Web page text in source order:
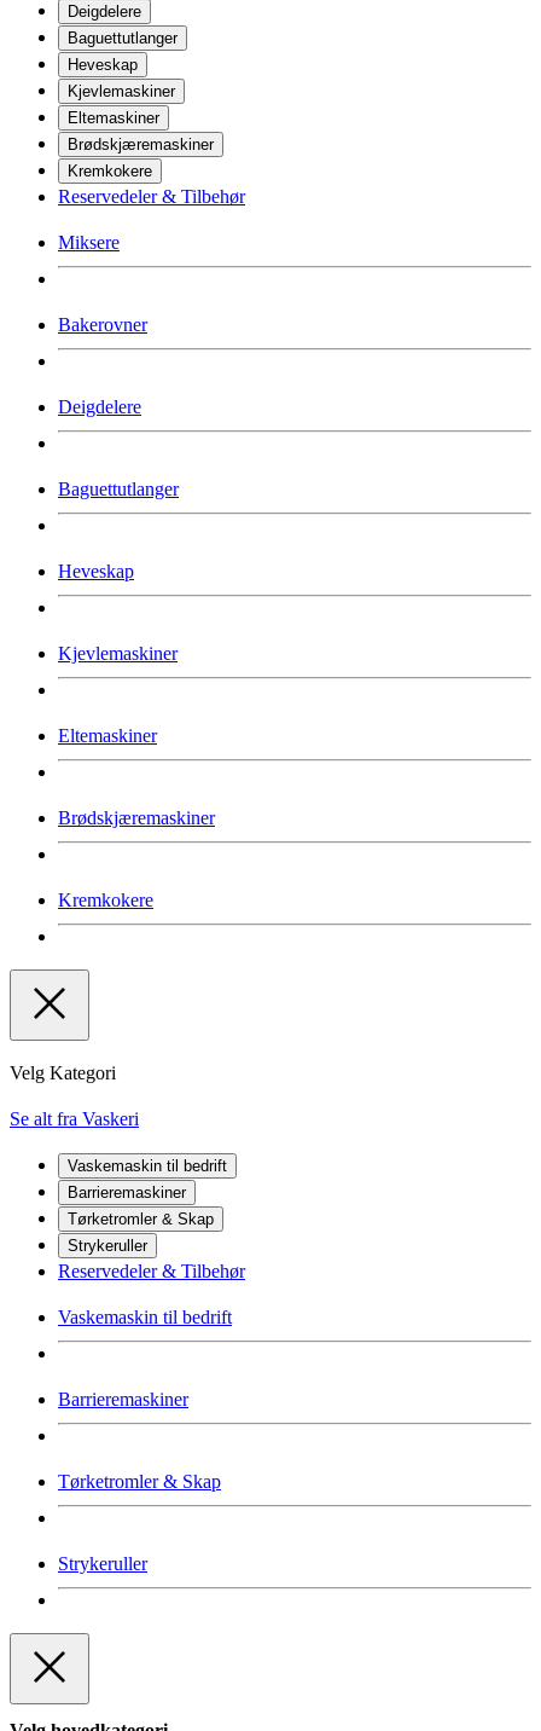
Deigdelere
Baguettutlanger
Heveskap
Kjevlemaskiner
Eltemaskiner
Brødskjæremaskiner
Kremkokere
Reservedeler & Tilbehør
Miksere
Bakerovner
Deigdelere
Baguettutlanger
Heveskap
Kjevlemaskiner
Eltemaskiner
Brødskjæremaskiner
Kremkokere
Velg Kategori
Se alt fra Vaskeri
Vaskemaskin til bedrift
Barrieremaskiner
Tørketromler & Skap
Strykeruller
Reservedeler & Tilbehør
Vaskemaskin til bedrift
Barrieremaskiner
Tørketromler & Skap
Strykeruller